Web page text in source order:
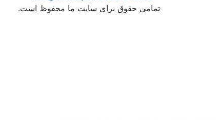
تمامی حقوق برای سایت ما محفوظ است.